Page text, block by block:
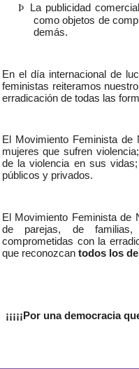
Þ
La publicidad
como objetos de
demás.
En el día internacional de
feministas reiteramos
erradicación de todas las
El Movimiento Feminista de
mujeres que sufren
de la violencia en sus vidas;
públicos y privados.
El Movimiento Feminista de
de parejas, de
comprometidas con la
que reconozcan todos los
¡¡¡¡¡Por una democracia